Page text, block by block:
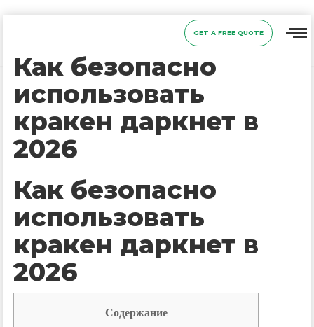
GET A FREE QUOTE
Как безопасно
использовать
кракен даркнет в
2026
Как безопасно
использовать
кракен даркнет в
2026
Содержание